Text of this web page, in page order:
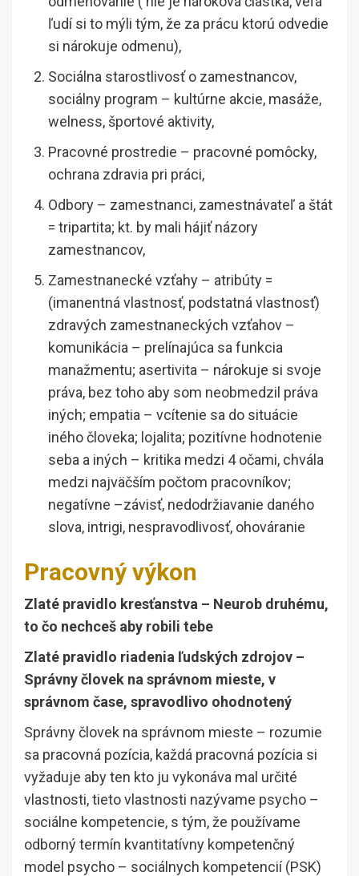
ľudí si to mýli tým, že za prácu ktorú odvedie
si nárokuje odmenu),
Sociálna starostlivosť o zamestnancov,
sociálny program – kultúrne akcie, masáže,
welness, športové aktivity,
Pracovné prostredie – pracovné pomôcky,
ochrana zdravia pri práci,
Odbory – zamestnanci, zamestnávateľ a štát
= tripartita; kt. by mali hájiť názory
zamestnancov,
Zamestnanecké vzťahy – atribúty =
(imanentná vlastnosť, podstatná vlastnosť)
zdravých zamestnaneckých vzťahov –
komunikácia – prelínajúca sa funkcia
manažmentu; asertivita – nárokuje si svoje
práva, bez toho aby som neobmedzil práva
iných; empatia – vcítenie sa do situácie
iného človeka; lojalita; pozitívne hodnotenie
seba a iných – kritika medzi 4 očami, chvála
medzi najväčším počtom pracovníkov;
negatívne –závisť, nedodržiavanie daného
slova, intrigi, nespravodlivosť, ohováranie
Pracovný výkon
Zlaté pravidlo kresťanstva – Neurob druhému,
to čo nechceš aby robili tebe
Zlaté pravidlo riadenia ľudských zdrojov –
Správny človek na správnom mieste, v
správnom čase, spravodlivo ohodnotený
Správny človek na správnom mieste – rozumie
sa pracovná pozícia, každá pracovná pozícia si
vyžaduje aby ten kto ju vykonáva mal určité
vlastnosti, tieto vlastnosti nazývame psycho –
sociálne kompetencie, s tým, že používame
odborný termín kvantitatívny kompetenčný
model psycho – sociálnych kompetencií (PSK)